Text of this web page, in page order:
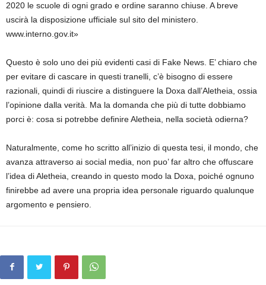
2020 le scuole di ogni grado e ordine saranno chiuse. A breve
uscirà la disposizione ufficiale sul sito del ministero.
www.interno.gov.it»
Questo è solo uno dei più evidenti casi di Fake News. E’ chiaro che
per evitare di cascare in questi tranelli, c’è bisogno di essere
razionali, quindi di riuscire a distinguere la Doxa dall’Aletheia, ossia
l’opinione dalla verità. Ma la domanda che più di tutte dobbiamo
porci è: cosa si potrebbe definire Aletheia, nella società odierna?
Naturalmente, come ho scritto all’inizio di questa tesi, il mondo, che
avanza attraverso ai social media, non puo’ far altro che offuscare
l’idea di Aletheia, creando in questo modo la Doxa, poiché ognuno
finirebbe ad avere una propria idea personale riguardo qualunque
argomento e pensiero.